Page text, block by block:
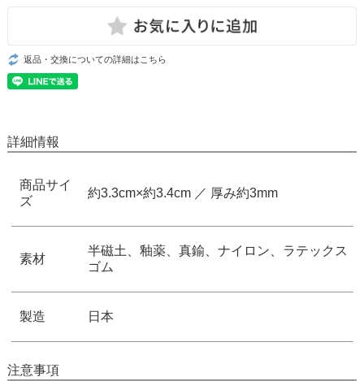
返品・交換についての詳細はこちら
詳細情報
商品サイ
ズ
約3.3cm×約3.4cm ／ 厚み約3mm
素材
半磁土、釉薬、真鍮、ナイロン、ラテックス
ゴム
製造 日本
注意事項